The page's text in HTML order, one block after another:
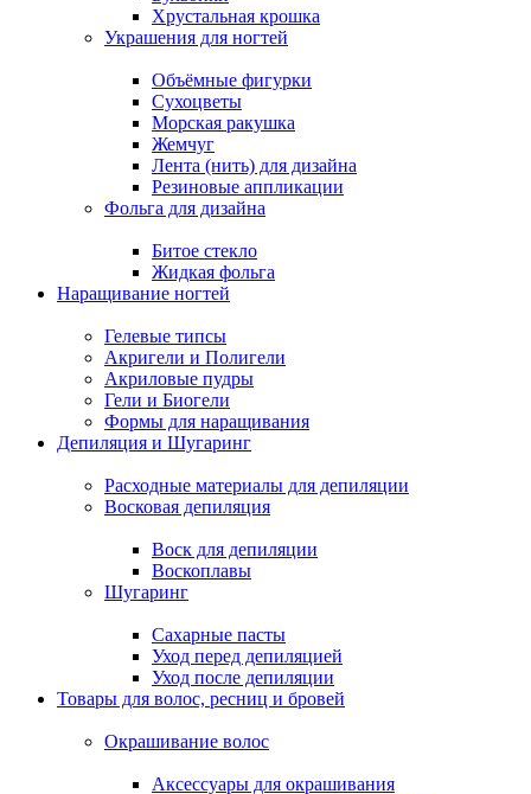
Хрустальная крошка
Украшения для ногтей
Объёмные фигурки
Сухоцветы
Морская ракушка
Жемчуг
Лента (нить) для дизайна
Резиновые аппликации
Фольга для дизайна
Битое стекло
Жидкая фольга
Наращивание ногтей
Гелевые типсы
Акригели и Полигели
Акриловые пудры
Гели и Биогели
Формы для наращивания
Депиляция и Шугаринг
Расходные материалы для депиляции
Восковая депиляция
Воск для депиляции
Воскоплавы
Шугаринг
Сахарные пасты
Уход перед депиляцией
Уход после депиляции
Товары для волос, ресниц и бровей
Окрашивание волос
Аксессуары для окрашивания